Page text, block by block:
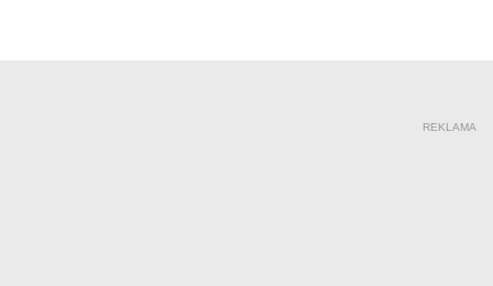
REKLAMA